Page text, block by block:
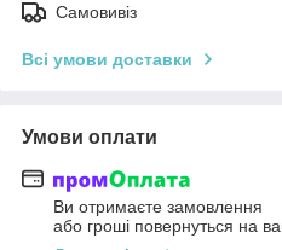
Самовивіз
Всі умови доставки
Умови оплати
Ви отримаєте замовлення
або гроші повернуться на